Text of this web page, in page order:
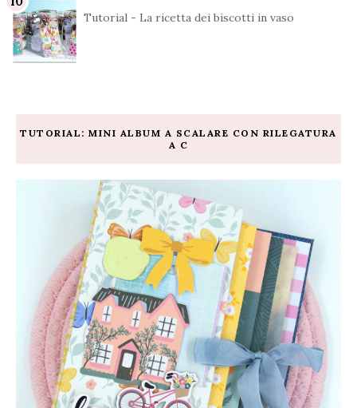
Tutorial - La ricetta dei biscotti in vaso
TUTORIAL: MINI ALBUM A SCALARE CON RILEGATURA
A C